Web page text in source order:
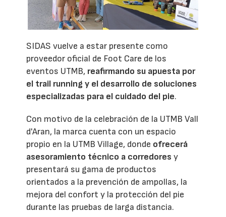
SIDAS vuelve a estar presente como
proveedor oficial de Foot Care de los
eventos UTMB, reafirmando su apuesta por
el trail running y el desarrollo de soluciones
especializadas para el cuidado del pie.
Con motivo de la celebración de la UTMB Vall
d'Aran, la marca cuenta con un espacio
propio en la UTMB Village, donde ofrecerá
asesoramiento técnico a corredores y
presentará su gama de productos
orientados a la prevención de ampollas, la
mejora del confort y la protección del pie
durante las pruebas de larga distancia.